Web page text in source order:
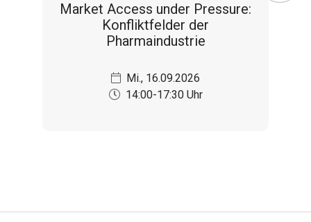
Market Access under Pressure:
Konfliktfelder der
Pharmaindustrie
Mi., 16.09.2026
14:00-17:30 Uhr